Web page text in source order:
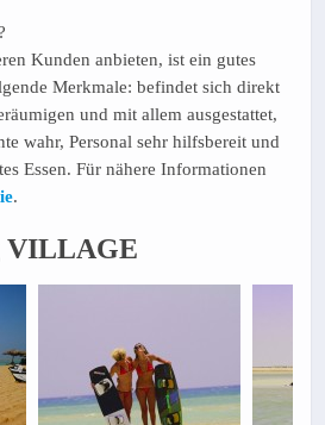
Kunden anbieten, ist ein gutes
Merkmale: befindet sich direkt
und mit allem ausgestattet,
wahr, Personal sehr hilfsbereit und
Essen. Für nähere Informationen
.
VILLAGE